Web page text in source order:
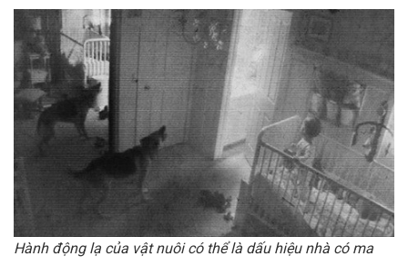
Hành động lạ của vật nuôi có thể là dấu hiệu nhà có ma